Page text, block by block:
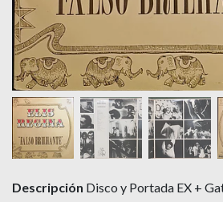
Descripción Disco y Portada EX +